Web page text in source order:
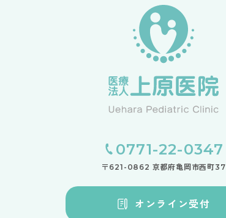
0771-22-0347
〒621-0862 京都府亀岡市西町37
オンライン受付